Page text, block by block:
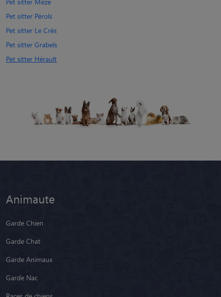
Pet sitter Pérols
Pet sitter Le Crès
Pet sitter Grabels
Pet sitter Hérault
Animaute
Garde Chien
Garde Chat
Garde Animaux
Garde Nac